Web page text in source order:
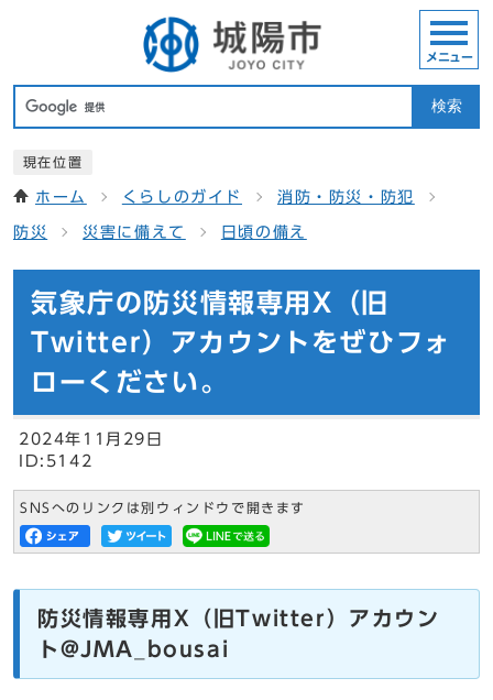
検索
メニュー
現在位置
ホーム くらしのガイド 消防・防災・防犯
防災 災害に備えて 日頃の備え
気象庁の防災情報専用X（旧
Twitter）アカウントをぜひフォ
ローください。
2024年11月29日
ID:5142
SNSへのリンクは別ウィンドウで開きます
防災情報専用X（旧Twitter）アカウン
ト@JMA_bousai